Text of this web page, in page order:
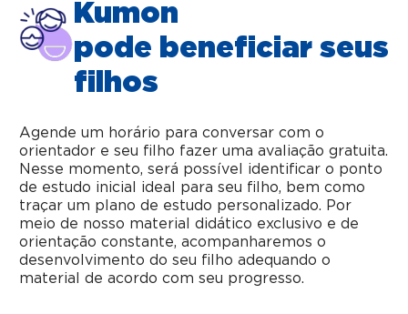
Kumon
pode beneficiar seus
filhos
Agende um horário para conversar com o
orientador e seu filho fazer uma avaliação gratuita.
Nesse momento, será possível identificar o ponto
de estudo inicial ideal para seu filho, bem como
traçar um plano de estudo personalizado. Por
meio de nosso material didático exclusivo e de
orientação constante, acompanharemos o
desenvolvimento do seu filho adequando o
material de acordo com seu progresso.